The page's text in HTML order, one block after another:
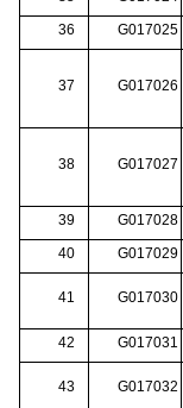
36
G017025
37 G017026
38 G017027
39 G017028
40
G017029
41 G017030
42 G017031
43 G017032